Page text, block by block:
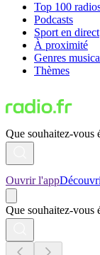
Top 100
Podcasts
Sport en direct
À proximité
Genres
Thèmes
Que souhaitez-vous
Ouvrir l'app
Que souhaitez-vous